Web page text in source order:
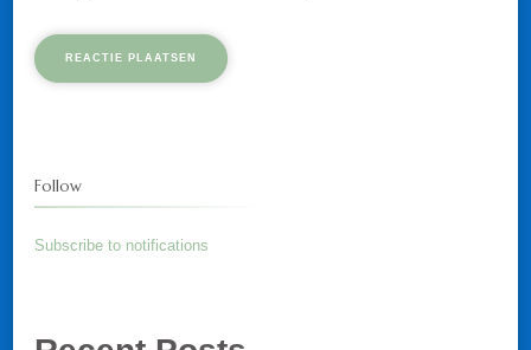
Follow
Subscribe to notifications